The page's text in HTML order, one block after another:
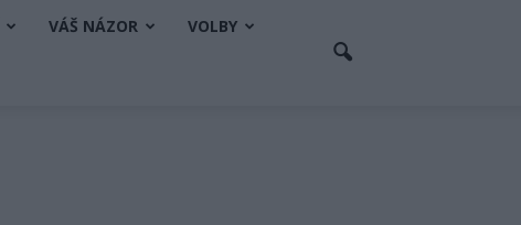
VÁŠ NÁZOR VOLBY